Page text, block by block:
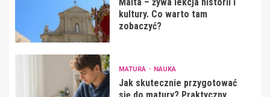
kultury. Co warto tam
zobaczyć?
MATURA NAUKA
Jak skutecznie przygotować
się do matury? Praktyczny